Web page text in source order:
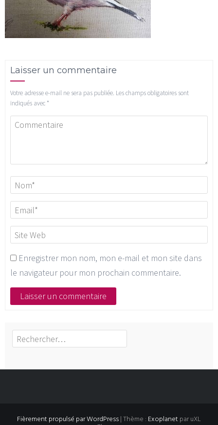
Laisser un commentaire
Votre adresse e-mail ne sera pas publiée. Les champs obligatoires sont
indiqués avec *
Enregistrer mon nom, mon e-mail et mon site dans
le navigateur pour mon prochain commentaire.
Rechercher :
Fièrement propulsé par WordPress|Thème : Exoplanet par uXL